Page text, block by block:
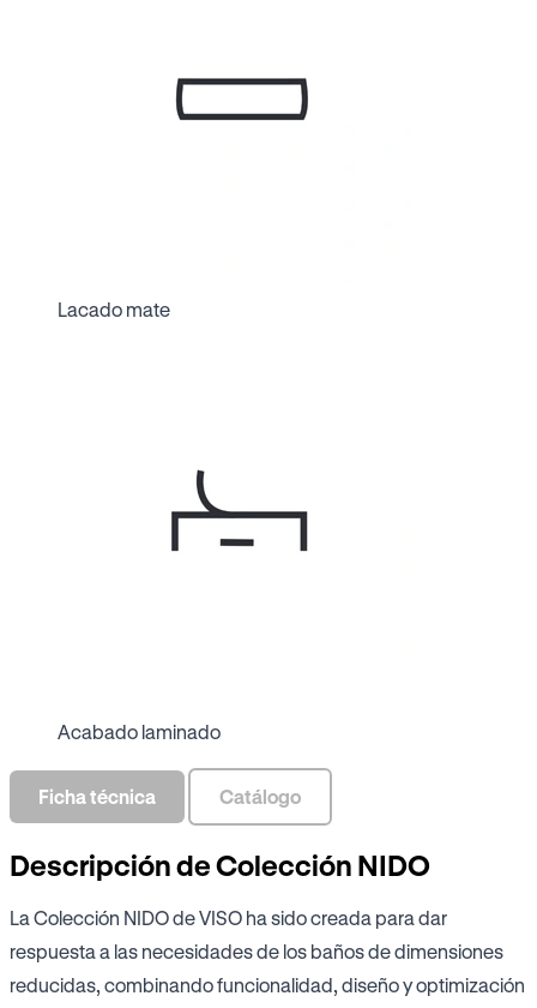
Lacado mate
Acabado laminado
Ficha técnica Catálogo
Descripción de Colección NIDO
La Colección NIDO de VISO ha sido creada para dar
respuesta a las necesidades de los baños de dimensiones
reducidas, combinando funcionalidad, diseño y optimización